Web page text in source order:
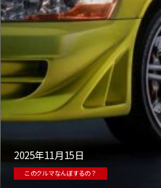
2025年11月15日
このクルマなんぼするの？